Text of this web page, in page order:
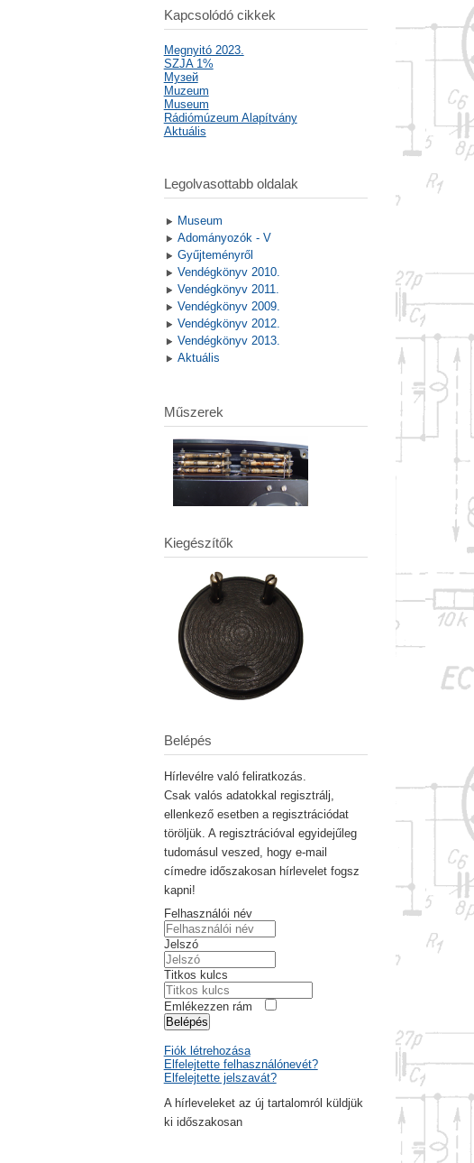
Kapcsolódó cikkek
Megnyitó 2023.
SZJA 1%
Mузей
Muzeum
Museum
Rádiómúzeum Alapítvány
Aktuális
Legolvasottabb oldalak
Museum
Adományozók - V
Gyűjteményről
Vendégkönyv 2010.
Vendégkönyv 2011.
Vendégkönyv 2009.
Vendégkönyv 2012.
Vendégkönyv 2013.
Aktuális
Műszerek
Kiegészítők
Belépés
Hírlevélre való feliratkozás.
Csak valós adatokkal regisztrálj,
ellenkező esetben a regisztrációdat
töröljük. A regisztrációval egyidejűleg
tudomásul veszed, hogy e-mail
címedre időszakosan hírlevelet fogsz
kapni!
Felhasználói név
Jelszó
Titkos kulcs
Emlékezzen rám
Belépés
Fiók létrehozása
Elfelejtette felhasználónevét?
Elfelejtette jelszavát?
A hírleveleket az új tartalomról küldjük
ki időszakosan